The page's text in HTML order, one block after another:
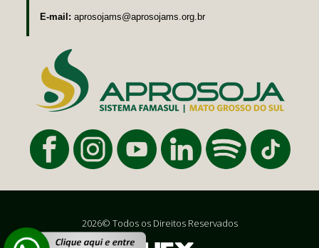
E-mail: aprosojams@aprosojams.org.br
2026© Todos os Direitos Reservados